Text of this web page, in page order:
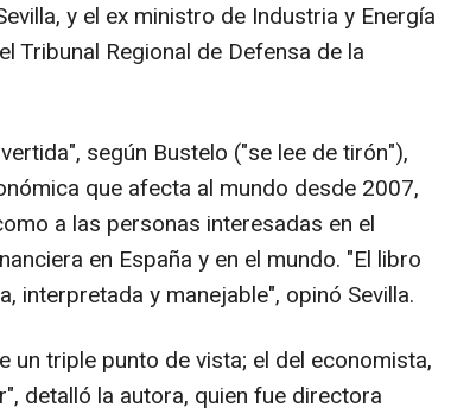
y el ex ministro de Industria y Energía
Tribunal Regional de Defensa de la
según Bustelo ("se lee de tirón"),
que afecta al mundo desde 2007,
a las personas interesadas en el
en España y en el mundo. "El libro
interpretada y manejable", opinó Sevilla.
un triple punto de vista; el del economista,
detalló la autora, quien fue directora